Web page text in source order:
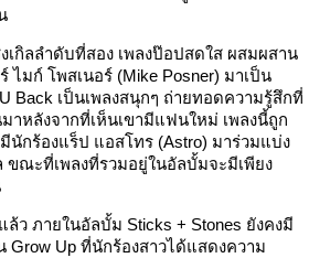
เกิลลำดับที่สอง เพลงป๊อปสดใส ผสมผสาน
ไมก์ โพสเนอร์ (Mike Posner) มาเป็น
Back เป็นเพลงสนุกๆ ถ่ายทอดความรู้สึกที่
าหลังจากที่เห็นเขามีแฟนใหม่ เพลงนี้ถูก
กร้องแร็ป แอสโทร (Astro) มาร่วมแบ่ง
ขณะที่เพลงที่รวมอยู่ในอัลบั้มจะมีเพียง
ว ภายในอัลบั้ม Sticks + Stones ยังคงมี
Grow Up ที่นักร้องสาวได้แสดงความ